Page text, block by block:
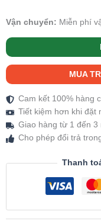
Vận chuyển: Miễn phí
MUA
Cam kết 100% hàng
Tiết kiệm hơn khi đặt
Giao hàng từ 1 đến 3
Cho phép đổi trả
Thanh